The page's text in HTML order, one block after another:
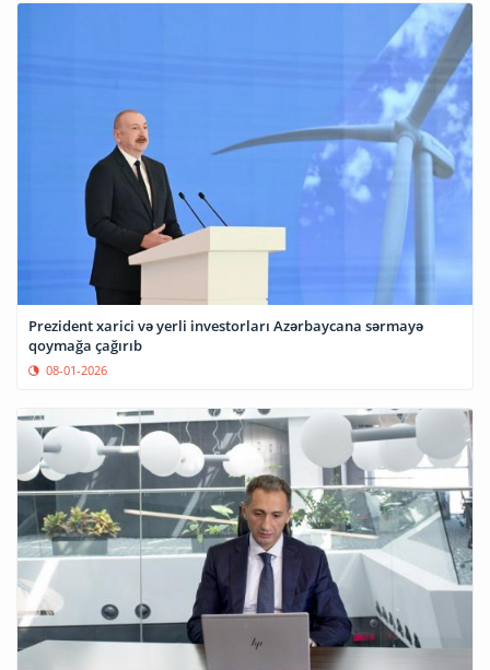
Prezident xarici və yerli investorları Azərbaycana sərmayə
qoymağa çağırıb
08-01-2026